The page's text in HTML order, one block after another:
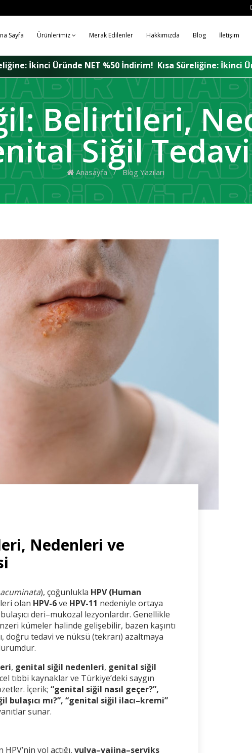
Sayfa Ürünlerimiz Merak Edilenler Hakkımızda Blog İletişim
%50 İndirim!Kısa Süreliğine: İkinci Üründe NET %50 İndirim!
Belirtileri,
Siğil
Anasayfa / Blog Yazıları
Nedenleri ve
), çoğunlukla HPV (Human
olan HPV-6ve HPV-11 nedeniyle ortaya
deri–mukozal lezyonlardır. Genellikle
kümeler halinde gelişebilir, bazen kaşıntı
doğru tedavi ve nüksü (tekrarı) azaltmaya
, genital siğil nedenleri, genital siğil
tıbbi kaynaklar ve Türkiye’deki saygın
İçerik; “genital siğil nasıl geçer?”,
mı?”, “genital siğil ilacı–kremi”
sunar.
yol açtığı, vulva–vajina–serviks